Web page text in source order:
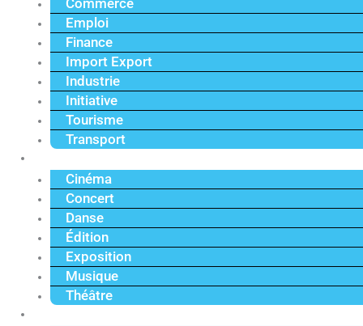
Commerce
Emploi
Finance
Import Export
Industrie
Initiative
Tourisme
Transport
Cinéma
Concert
Danse
Édition
Exposition
Musique
Théâtre